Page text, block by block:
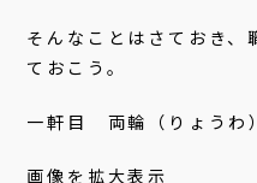
そんなことはさておき、
ておこう。
一軒目 両輪（りょうわ
画像を拡大表示